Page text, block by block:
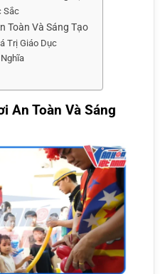
Sắc
Toàn Và Sáng Tạo
Trị Giáo Dục
An Toàn Và Sáng